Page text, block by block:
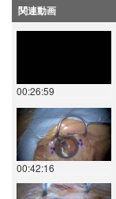
関連動画
00:26:59
00:42:16